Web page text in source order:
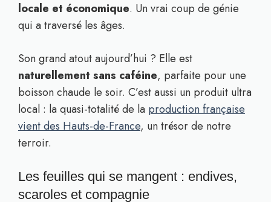
locale et économique. Un vrai coup de génie
qui a traversé les âges.
Son grand atout aujourd’hui ? Elle est
naturellement sans caféine, parfaite pour une
boisson chaude le soir. C’est aussi un produit ultra
local : la quasi-totalité de la production française
vient des Hauts-de-France, un trésor de notre
terroir.
Les feuilles qui se mangent : endives,
scaroles et compagnie